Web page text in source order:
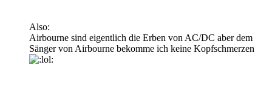
Also:
Airbourne sind eigentlich die Erben von AC/DC aber dem
Sänger von Airbourne bekomme ich keine Kopfschmerzen